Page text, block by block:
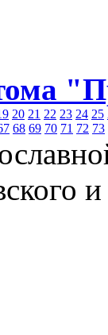
20 21 22 23 24 25
68 69 70 71 72 73